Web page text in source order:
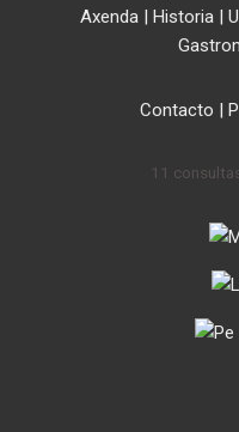
Axenda| Historia|
Contacto |
11